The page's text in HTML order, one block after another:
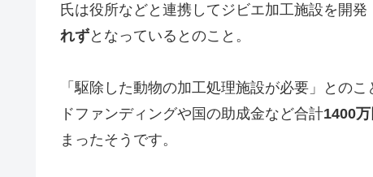
氏は役所などと連携してジビエ加工施設を開
れずとなっているとのこと。
「駆除した動物の加工処理施設が必要」との
ドファンディングや国の助成金など合計1400万
まったそうです。